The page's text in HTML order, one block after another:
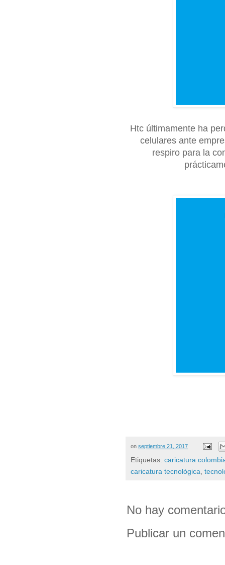
Htc últimamente ha
celulares ante
respiro para la
on septiembre 21, 2017
Etiquetas: caricatura
caricatura tecnológica
No hay
Publicar un